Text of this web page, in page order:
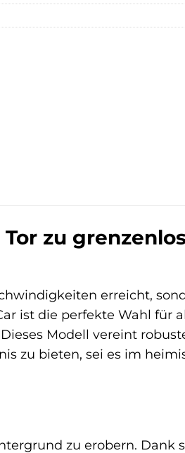
Tor zu
erreicht,
ist die perfekte Wahl für
Modell vereint
zu bieten, sei es im
zu erobern. Dank